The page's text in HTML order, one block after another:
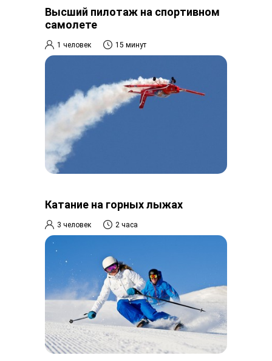
Высший пилотаж на спортивном
самолете
1 человек 15 минут
Катание на горных лыжах
3 человек 2 часа